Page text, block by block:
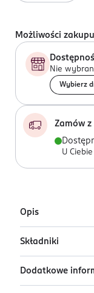
Możliwości
Nie
Wybierz
Zamów
U
Opis
Woda
Blue Eau Intense
świeżość z
Składniki
ALCOHOL,
Dodatkowe